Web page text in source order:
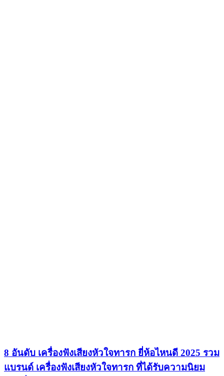
8 อันดับ เครื่องฟังเสียงหัวใจทารก ยี่ห้อไหนดี 2025 รวม
แบรนด์ เครื่องฟังเสียงหัวใจทารก ที่ได้รับความนิยม